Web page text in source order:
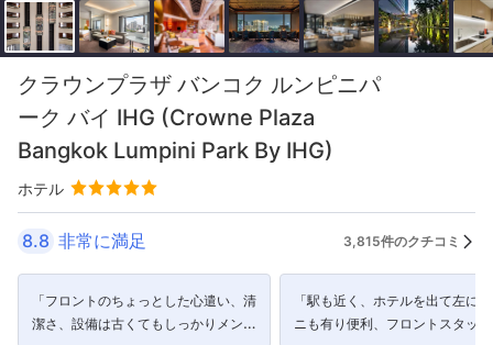
クラウンプラザ バンコク ルンピニパ
ーク バイ IHG (Crowne Plaza
Bangkok Lumpini Park By IHG)
ホテル
8.8 非常に満足 3,815件のクチコミ
「フロントのちょっとした心遣い、清
潔さ、設備は古くてもしっかりメンテ
「駅も近く、ホテルを出て左に
ニも有り便利、フロントスタッ